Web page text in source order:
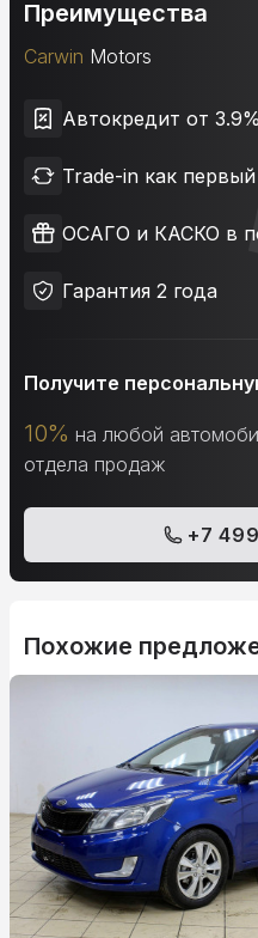
Преимущества
Carwin Motors
Автокредит от 3.9%
Trade-in как
ОСАГО и КАСКО в
Гарантия 2 года
Получите
10% на любой
отдела продаж
+7
Похожие